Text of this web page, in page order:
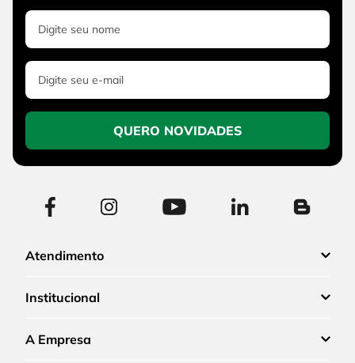
QUERO NOVIDADES
Atendimento
Institucional
A Empresa